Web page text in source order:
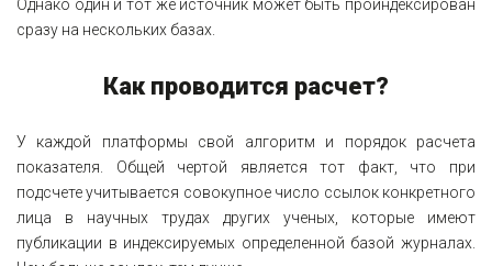
Однако один и тот же источник может быть проиндексирован
сразу на нескольких базах.
Как проводится расчет?
У каждой платформы свой алгоритм и порядок расчета
показателя. Общей чертой является тот факт, что при
подсчете учитывается совокупное число ссылок конкретного
лица в научных трудах других ученых, которые имеют
публикации в индексируемых определенной базой журналах.